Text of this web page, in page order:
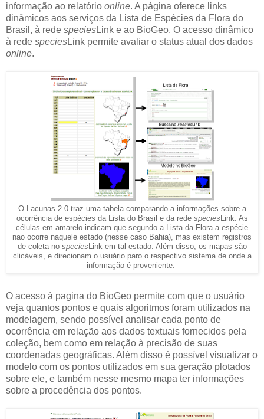
informação ao relatório online. A página oferece links
dinâmicos aos serviços da Lista de Espécies da Flora do
Brasil, à rede speciesLink e ao BioGeo. O acesso dinâmico
à rede speciesLink permite avaliar o status atual dos dados
online.
O Lacunas 2.0 traz uma tabela comparando a informações sobre a
ocorrência de espécies da Lista do Brasil e da rede species Link. As
células em amarelo indicam que segundo a Lista da Flora a espécie
nao ocorre naquele estado (nesse caso Bahia), mas existem registros
de coleta no species Link em tal estado. Além disso, os mapas são
clicáveis, e direcionam o usuário paro o respectivo sistema de onde a
informação é proveniente.
O acesso à pagina do BioGeo permite com que o usuário
veja quantos pontos e quais algoritmos foram utilizados na
modelagem, sendo possível analisar cada ponto de
ocorrência em relação aos dados textuais fornecidos pela
coleção, bem como em relação à precisão de suas
coordenadas geográficas. Além disso é possível visualizar o
modelo com os pontos utilizados em sua geração plotados
sobre ele, e também nesse mesmo mapa ter informações
sobre a procedência dos pontos.